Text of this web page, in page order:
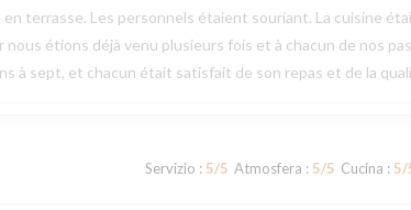
terrasse. Les personnels étaient souriant. La cuisine
étions déjà venu plusieurs fois et à chacun de nos
à sept, et chacun était satisfait de son repas et de la
Servizio : 5/5 Atmosfera : 5/5 Cucina : 5/